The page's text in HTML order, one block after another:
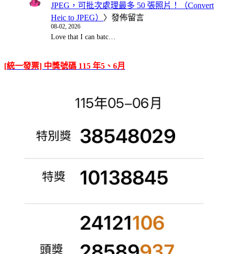
JPEG，可批次處理最多 50 張照片！（Convert
Heic to JPEG） 〉發佈留言
08-02, 2026
Love that I can batc…
[統一發票] 中獎號碼 115 年5、6月